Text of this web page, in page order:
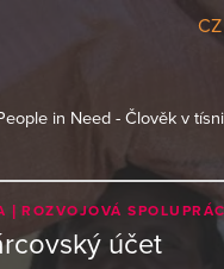
CZ
in Need - Člověk v tísni
ROZVOJOVÁ
účet